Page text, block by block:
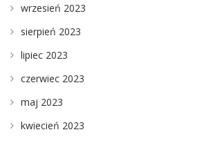
wrzesień 2023
sierpień 2023
lipiec 2023
czerwiec 2023
maj 2023
kwiecień 2023